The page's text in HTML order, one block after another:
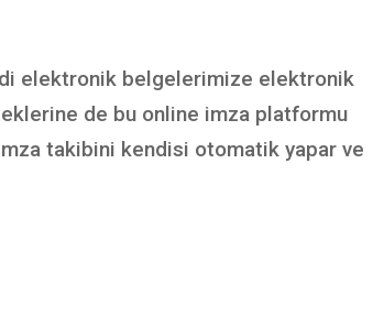
elektronik belgelerimize elektronik
de bu online imza platformu
takibini kendisi otomatik yapar ve